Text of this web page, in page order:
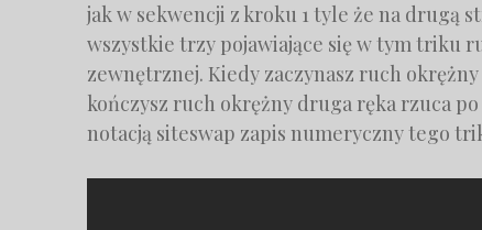
jak w sekwencji z kroku 1 tyle że na drugą
wszystkie trzy pojawiające się w tym triku
zewnętrznej. Kiedy zaczynasz ruch
kończysz ruch okrężny druga ręka rzuca
notacją siteswap zapis numeryczny tego